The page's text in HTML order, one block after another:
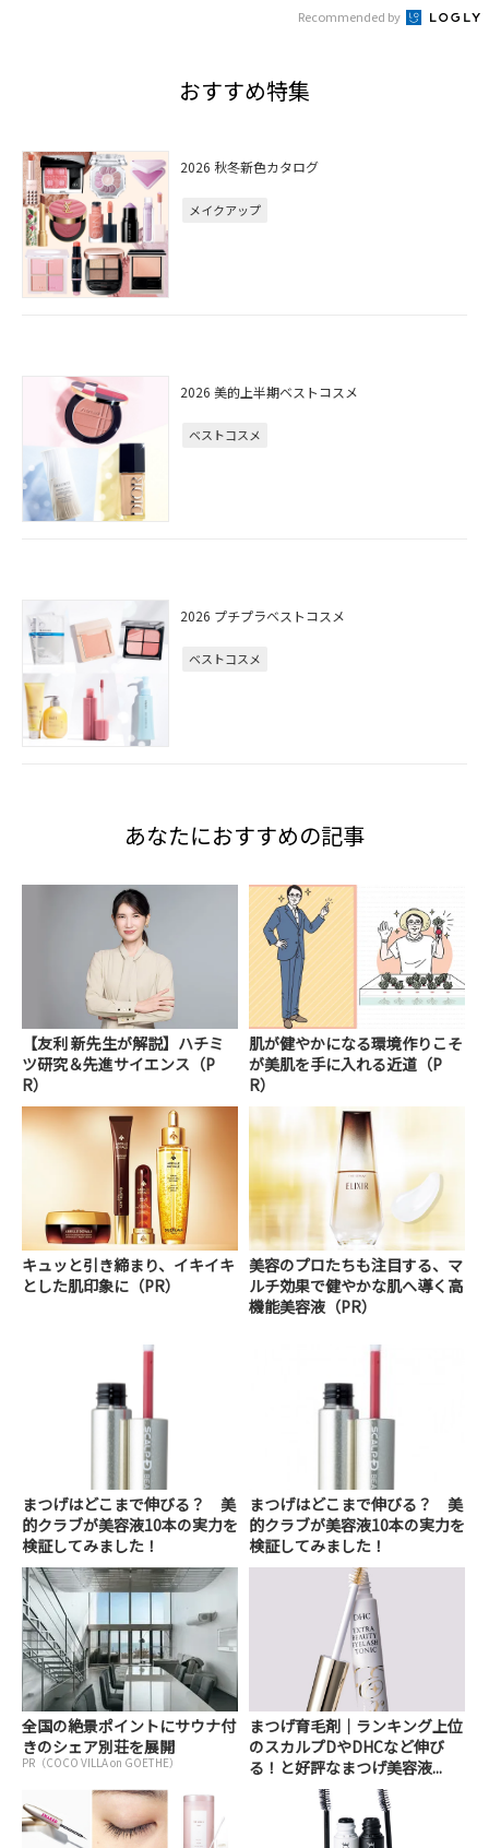
Recommended by
おすすめ特集
2026 秋冬新色カタログ
メイクアップ
2026 美的上半期ベストコスメ
ベストコスメ
2026 プチプラベストコスメ
ベストコスメ
あなたにおすすめの記事
【友利 新先生が解説】ハチミ
ツ研究＆先進サイエンス（P
R）
肌が健やかになる環境作りこそ
が美肌を手に入れる近道（P
R）
キュッと引き締まり、イキイキ
とした肌印象に（PR）
美容のプロたちも注目する、マ
ルチ効果で健やかな肌へ導く高
機能美容液（PR）
まつげはどこまで伸びる？ 美
的クラブが美容液10本の実力を
検証してみました！
まつげはどこまで伸びる？ 美
的クラブが美容液10本の実力を
検証してみました！
全国の絶景ポイントにサウナ付
きのシェア別荘を展開
PR（COCO VILLA on GOETHE）
まつげ育毛剤｜ランキング上位
のスカルプDやDHCなど伸び
る！と好評なまつげ美容液...